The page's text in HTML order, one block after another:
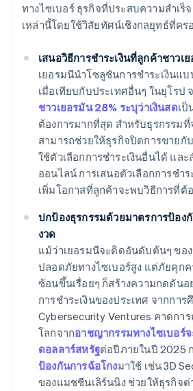
ทางไซเบอร์ ธุรกิจที่ประสบความสำเ
เหล่านี้โดยใช้วิสัยทัศน์เชิงกลยุทธ์ที่ค
เสนอวิธีการชำระเงินที่ลูกค้าชาวเ
เยอรมนีนำโซลูชันการชำระเงินแ
เมื่อเทียบกับประเทศอื่นๆ ในยุโรป
ชาวเยอรมัน 28% ระบุว่าเงินสดเป็
ต้องการมากที่สุด สำหรับธุรกรรมที่
สามารถช่วยให้ธุรกิจปิดการขายกั
ใช้ตัวเลือกการชำระเงินอื่นได้ และ
ออนไลน์ การเสนอตัวเลือกการชำ
เพิ่มโอกาสที่ลูกค้าจะพบวิธีการที่ต้
ปกป้องธุรกรรมด้วยมาตรการป้อง
งวด
แม้ว่าเยอรมนีจะติดอันดับต้นๆ ขอ
ปลอดภัยทางไซเบอร์สูง แต่ภัยคุก
ซ้อนขึ้นเรื่อยๆ ก็สร้างความกดดันอ
การชำระเงินของประเทศ จากการ
Cybersecurity Ventures คาดกา
โลกจากอาชญากรรมทางไซเบอร์
ดอลลาร์สหรัฐต่อปีภายในปี 2025
ป้องกันการฉ้อโกงมาใช้ เช่น 3D
ของแมชชีนเลิร์นนิง ช่วยให้ธุรกิจต่